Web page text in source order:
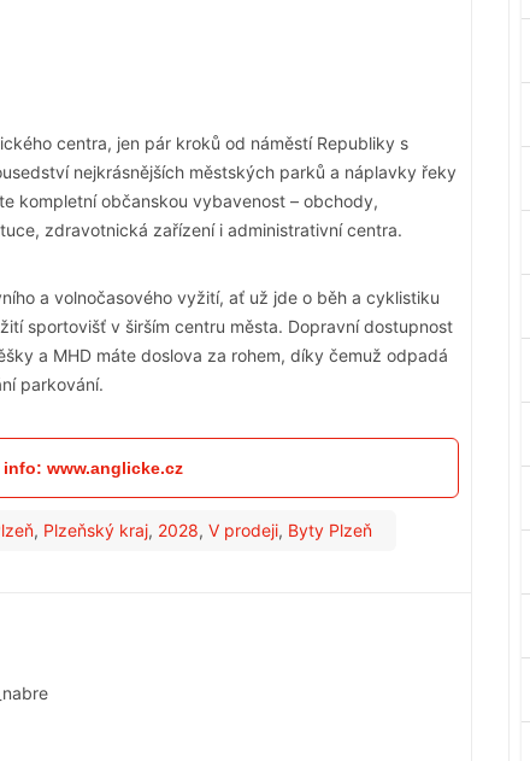
centra, jen pár kroků od náměstí Republiky s
nejkrásnějších městských parků a náplavky řeky
kompletní občanskou vybavenost – obchody,
zdravotnická zařízení i administrativní centra.
a volnočasového vyžití, ať už jde o běh a cyklistiku
sportovišť v širším centru města. Dopravní dostupnost
a MHD máte doslova za rohem, díky čemuž odpadá
parkování.
info: www.anglicke.cz
, Plzeňský kraj, 2028, V prodeji, Byty Plzeň